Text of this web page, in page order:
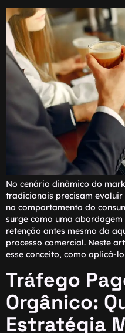
No cenário dinâmico do
tradicionais precisam
no comportamento do
surge como uma
retenção antes mesmo da
processo comercial. Neste
esse conceito, como aplicá-
Tráfego
Orgânico:
Estratégia